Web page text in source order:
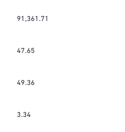
91,361.71
47.65
49.36
3.34